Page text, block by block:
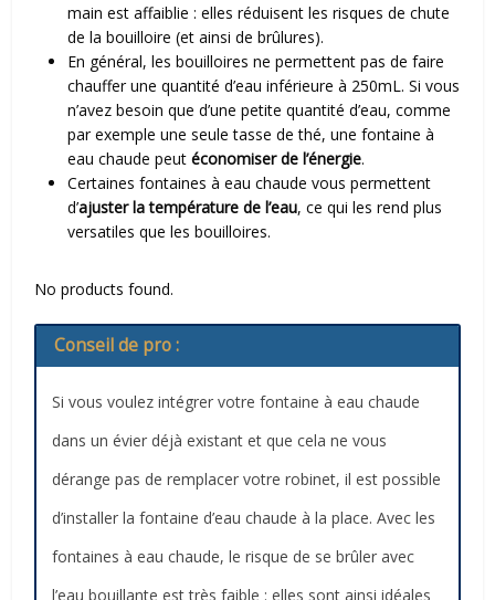
main est affaiblie : elles réduisent les risques de chute
de la bouilloire (et ainsi de brûlures).
En général, les bouilloires ne permettent pas de faire
chauffer une quantité d’eau inférieure à 250mL. Si vous
n’avez besoin que d’une petite quantité d’eau, comme
par exemple une seule tasse de thé, une fontaine à
eau chaude peutéconomiser de l’énergie.
Certaines fontaines à eau chaude vous permettent
d’ajuster la température de l’eau, ce qui les rend plus
versatiles que les bouilloires.
No products found.
Conseil de pro :
Si vous voulez intégrer votre fontaine à eau chaude
dans un évier déjà existant et que cela ne vous
dérange pas de remplacer votre robinet, il est possible
d’installer la fontaine d’eau chaude à la place. Avec les
fontaines à eau chaude, le risque de se brûler avec
l’eau bouillante est très faible : elles sont ainsi idéales